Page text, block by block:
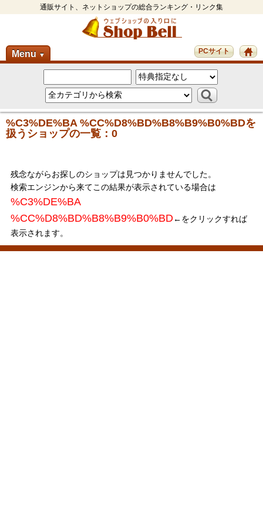
通販サイト、ネットショップの総合ランキング・リンク集
Menu ▼ PCサイト
%C3%DE%BA %CC%D8%BD%B8%B9%B0%BDを
扱うショップの一覧：0
残念ながらお探しのショップは見つかりませんでした。
検索エンジンから来てこの結果が表示されている場合は
%C3%DE%BA
%CC%D8%BD%B8%B9%B0%BD←をクリックすれば
表示されます。